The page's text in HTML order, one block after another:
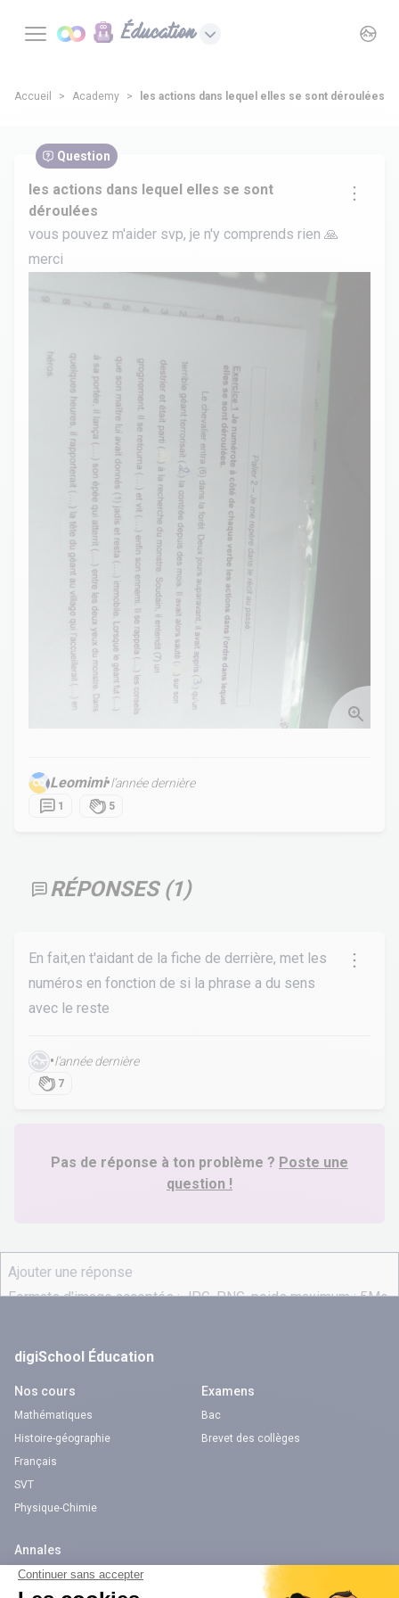
Éducation
Accueil Academy les actions dans lequel elles se sont déroulées
Question
les actions dans lequel elles se sont
déroulées
vous pouvez m'aider svp, je n'y comprends rien 🙏
merci
Leomimi•l’année dernière
1 5
RÉPONSES (1)
En fait,en t'aidant de la fiche de derrière, met les
numéros en fonction de si la phrase a du sens
avec le reste
•l’année dernière
7
Pas de réponse à ton problème ? Poste une
question !
digiSchool Éducation
Nos cours
Mathématiques
Histoire-géographie
Français
SVT
Physique-Chimie
Examens
Bac
Brevet des collèges
Annales
Bac